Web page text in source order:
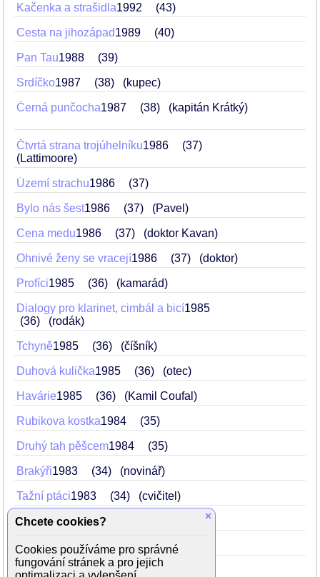
Kačenka a strašidla1992 43
Cesta na jihozápad1989 40
Pan Tau1988 39
Srdíčko1987 38 (kupec)
Černá punčocha1987 38 (kapitán Krátký)
Čtvrtá strana trojúhelníku1986
37
(Lattimoore)
Území strachu1986 37
Bylo nás šest1986 37 (Pavel)
Cena medu1986 37 (doktor Kavan)
Ohnivé ženy se vracejí1986 37 (doktor)
Profíci1985 36 (kamarád)
Dialogy pro klarinet, cimbál a bicí1985
36
(rodák)
Tchyně1985 36 (číšník)
Duhová kulička1985 36 (otec)
Havárie1985 36 (Kamil Coufal)
Rubikova kostka1984 35
Druhý tah pěšcem1984 35
Brakýři1983 34 (novinář)
Tažní ptáci1983 34 (cvičitel)
Vzpurní svědkové (lékař)
Anděl s ďáblem v těle1983 34
Ohnivé ženy1983 34
×
Chcete cookies?
Cookies používáme pro správné
fungování stránek a pro jejich